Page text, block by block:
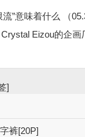
”意味着什么 （
Eizou的企画
]
裤[20P]